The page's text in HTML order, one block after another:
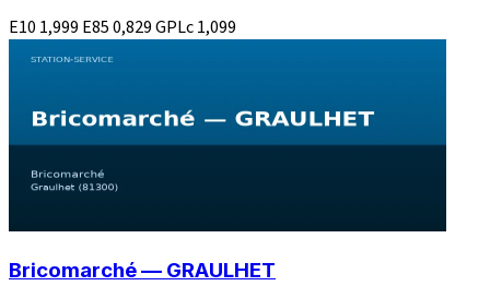
E10 1,999 E850,829GPLc1,099
Bricomarché — GRAULHET